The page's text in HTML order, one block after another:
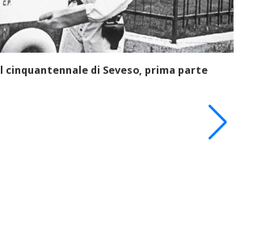
il cinquantennale di Seveso, prima parte